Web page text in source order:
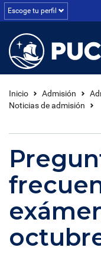
Escoge tu perfil
Inicio Admisión
Noticias de admisión